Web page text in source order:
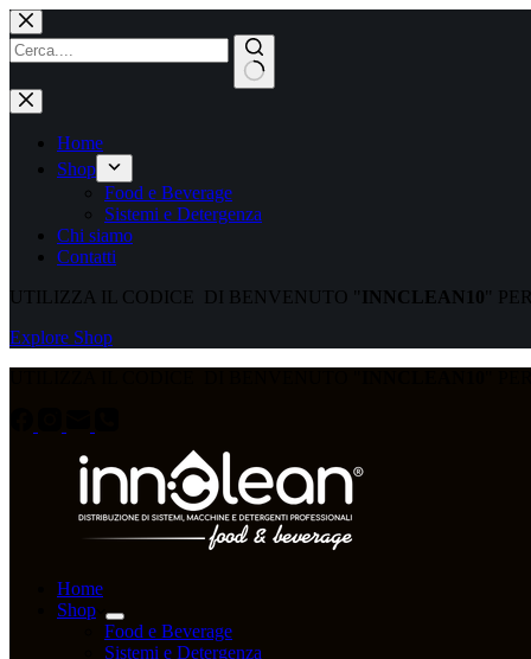
Home
Shop
Food e Beverage
Sistemi e Detergenza
Chi siamo
Contatti
UTILIZZA IL CODICE DI BENVENUTO " INNCLEAN10"
Explore Shop
Home
Shop
Food e Beverage
Sistemi e Detergenza